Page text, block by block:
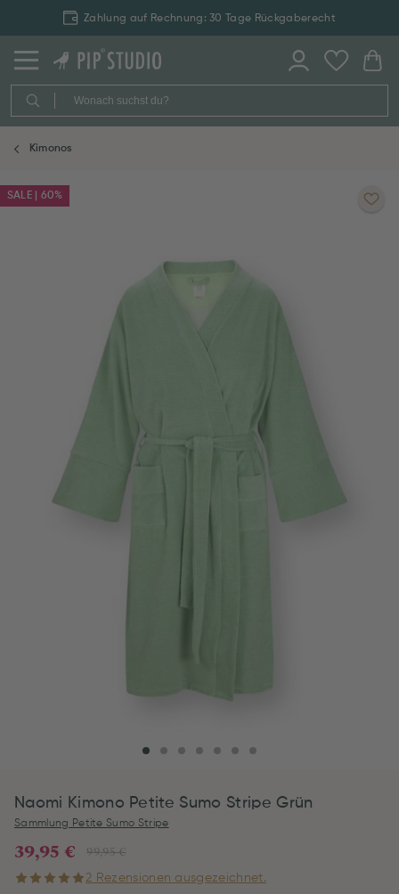
Zahlung auf Rechnung: 30 Tage Rückgaberecht
Kimonos
SALE | 60%
Naomi Kimono Petite Sumo Stripe Grün
Sammlung Petite Sumo Stripe
99,95 €
39,95 €
2 Rezensionen ausgezeichnet.